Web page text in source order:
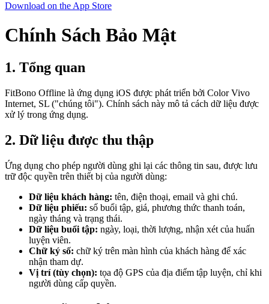
Download on the App Store
Chính Sách Bảo Mật
1. Tổng quan
FitBono Offline là ứng dụng iOS được phát triển bởi Color Vivo
Internet, SL ("chúng tôi"). Chính sách này mô tả cách dữ liệu được
xử lý trong ứng dụng.
2. Dữ liệu được thu thập
Ứng dụng cho phép người dùng ghi lại các thông tin sau, được lưu
trữ độc quyền trên thiết bị của người dùng:
Dữ liệu khách hàng: tên, điện thoại, email và ghi chú.
Dữ liệu phiếu: số buổi tập, giá, phương thức thanh toán,
ngày tháng và trạng thái.
Dữ liệu buổi tập: ngày, loại, thời lượng, nhận xét của huấn
luyện viên.
Chữ ký số: chữ ký trên màn hình của khách hàng để xác
nhận tham dự.
Vị trí (tùy chọn): tọa độ GPS của địa điểm tập luyện, chỉ khi
người dùng cấp quyền.